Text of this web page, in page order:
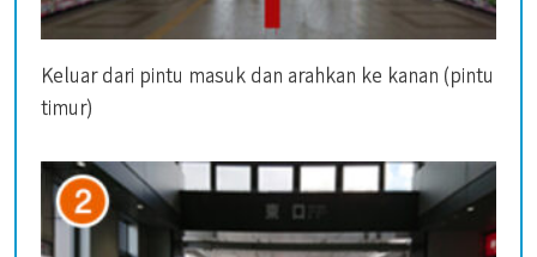
Keluar dari pintu masuk dan arahkan ke kanan (pintu
timur)